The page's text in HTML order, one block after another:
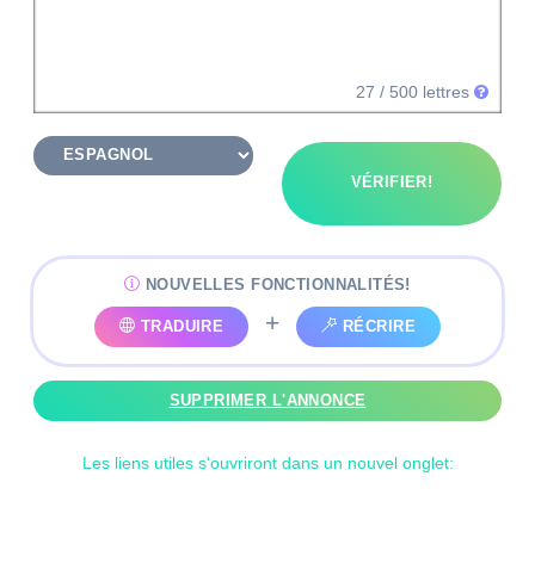
27 / 500 lettres
VÉRIFIER!
NOUVELLES FONCTIONNALITÉS!
TRADUIRE + RÉCRIRE
SUPPRIMER L'ANNONCE
Les liens utiles s'ouvriront dans un nouvel onglet: